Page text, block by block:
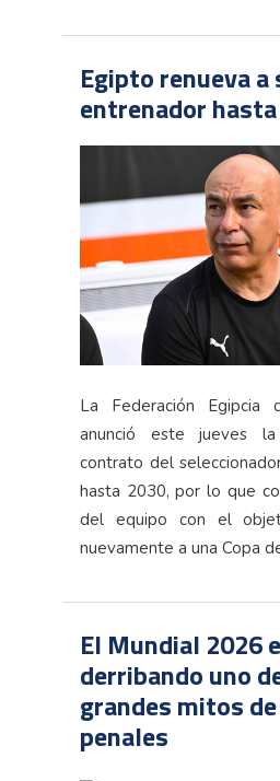
Egipto renueva a
entrenador
La Federación Egipcia
anunció este jueves
contrato del
hasta 2030, por lo que
del equipo con el
nuevamente a una Copa
El Mundial 2026
derribando uno
grandes mitos
penales